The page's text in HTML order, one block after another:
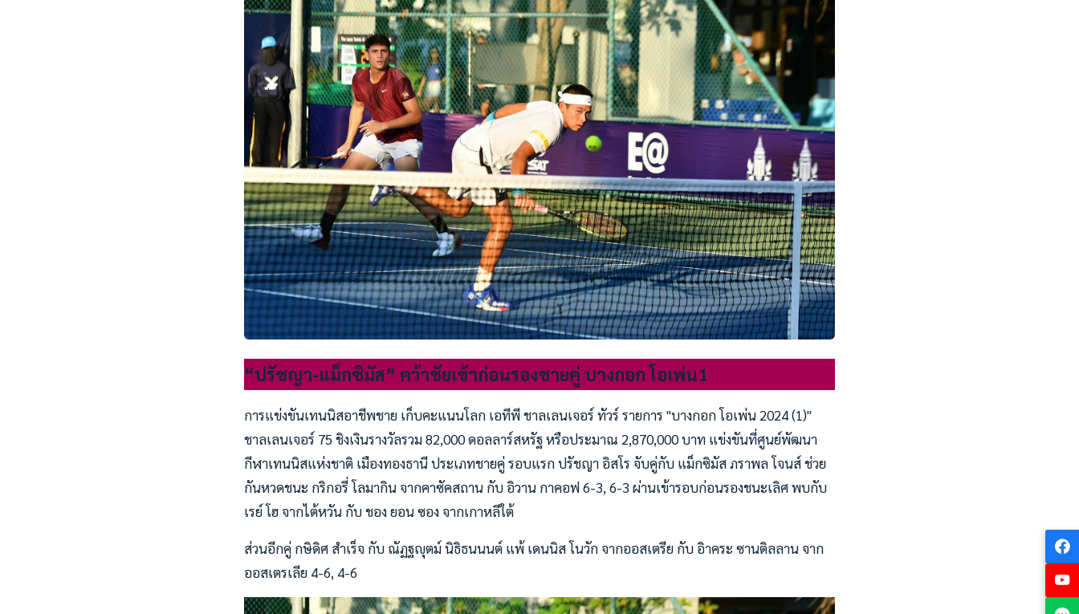
“ปรัชญา-แม็กซิมัส” คว้าชัยเข้าก่อนรองชายคู่ บางกอก โอเพ่น1
การแข่งขันเทนนิสอาชีพชาย เก็บคะแนนโลก เอทีพี ชาลเลนเจอร์ ทัวร์ รายการ "บางกอก โอเพ่น 2024 (1)"
ชาลเลนเจอร์ 75 ชิงเงินรางวัลรวม 82,000 ดอลลาร์สหรัฐ หรือประมาณ 2,870,000 บาท แข่งขันที่ศูนย์พัฒนา
กีฬาเทนนิสแห่งชาติ เมืองทองธานี ประเภทชายคู่ รอบแรก ปรัชญา อิสโร จับคู่กับ แม็กซิมัส ภราพล โจนส์ ช่วย
กันหวดชนะ กริกอรี่ โลมากิน จากคาซัคสถาน กับ อิวาน กาคอฟ 6-3, 6-3 ผ่านเข้ารอบก่อนรองชนะเลิศ พบกับ
เรย์ โฮ จากไต้หวัน กับ ชอง ยอน ซอง จากเกาหลีใต้
ส่วนอีกคู่ กษิดิศ สำเร็จ กับ ณัฏฐญุตม์ นิธิธนนนต์ แพ้ เดนนิส โนวัก จากออสเตรีย กับ อิาคระ ซานติลลาน จาก
ออสเตรเลีย 4-6, 4-6